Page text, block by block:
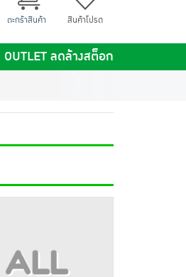
ตะกร้าสินค้า สินค้าโปรด
OUTLET ลดล้างสต็อก